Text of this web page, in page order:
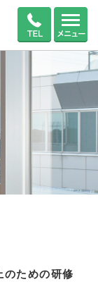
のための研修